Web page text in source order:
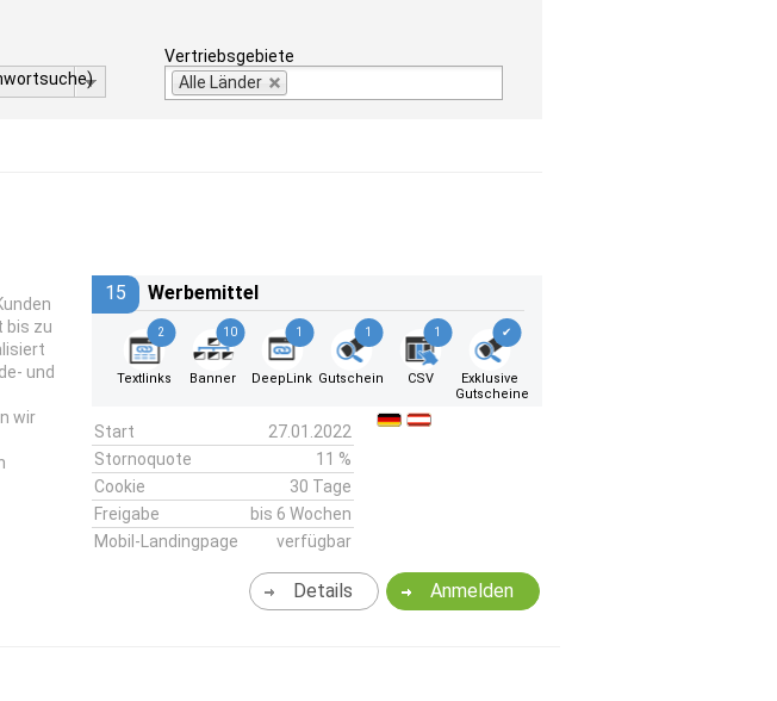
Vertriebsgebiete
Alle Länder
bis zu
und
wir
15 Werbemittel
2
Textlinks
10
Banner
1
DeepLink
1
Gutschein
1
CSV
✔
Exklusive
Gutscheine
Start
27.01.2022
Stornoquote
11 %
Cookie
30 Tage
Freigabe
bis 6 Wochen
Mobil-Landingpage
verfügbar
Anmelden
Details